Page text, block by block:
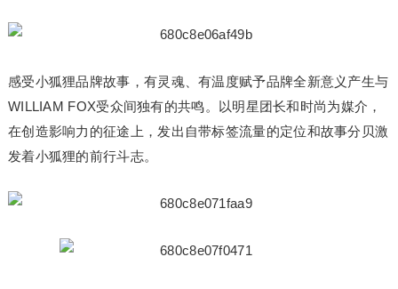
感受小狐狸品牌故事，有灵魂、有温度赋予品牌全新意义产生与
WILLIAM FOX受众间独有的共鸣。以明星团长和时尚为媒介，
在创造影响力的征途上，发出自带标签流量的定位和故事分贝激
发着小狐狸的前行斗志。